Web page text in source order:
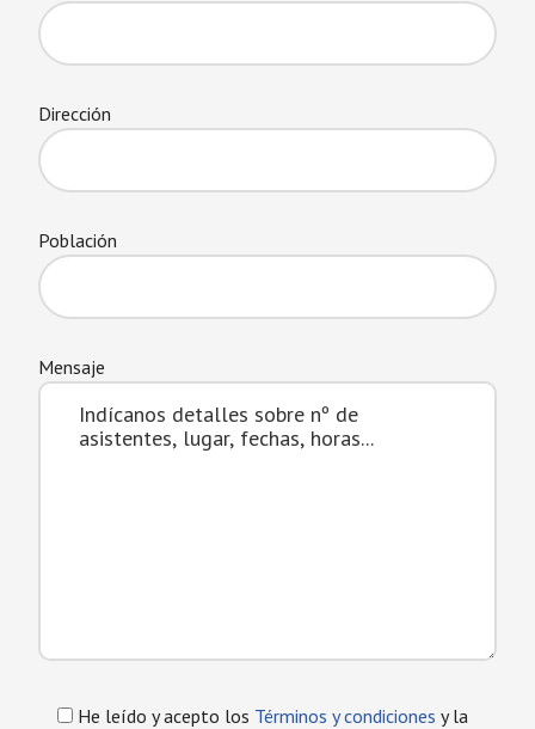
Dirección
Población
Mensaje
He leído y acepto los Términos y condiciones y la